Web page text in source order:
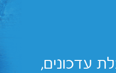
עדכונים,